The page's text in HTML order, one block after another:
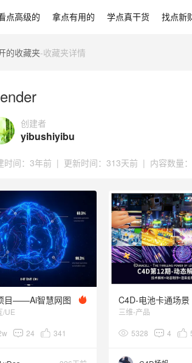
点高级的 拿点有用的 学点真干货 找点新
的收藏夹-收藏夹详情
创建者
yibushiyibu
时间： 3年前 | 更新时间： 313天前 | 内容数量：
目——Ai智慧网图
/UE
24 341
三维-产品
5328 4